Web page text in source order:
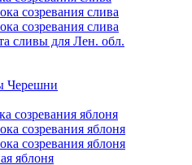
созревания слива
созревания слива
сливы для Лен. обл.
Черешни
созревания яблоня
созревания яблоня
созревания яблоня
яблоня